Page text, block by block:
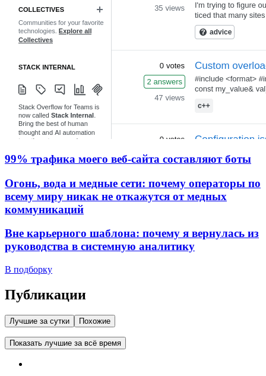
99% трафика моего веб‑сайта составляют боты
Огонь, вода и медные сети: почему операторы по
всему миру никак не откажутся от медных
коммуникаций
Вне карьерного шаблона: почему я вернулась из
руководства в системную аналитику
В подборку
Публикации
Лучшие за сутки Похожие
Показать лучшие за всё время